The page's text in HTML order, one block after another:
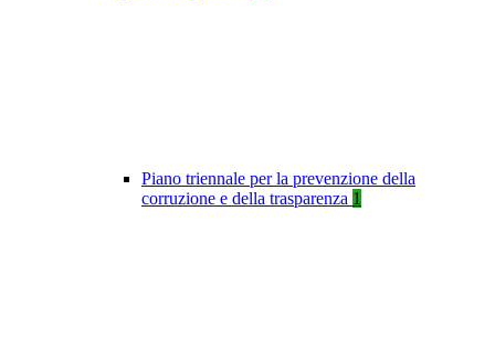
Piano triennale per la prevenzione della
corruzione e della trasparenza 1